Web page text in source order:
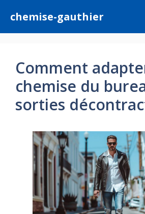
contenu
chemise-gauthier
Comment
chemise du
sorties